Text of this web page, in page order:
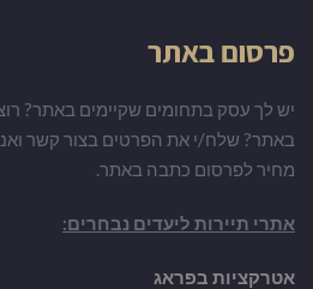
פרסום באתר
יש לך עסק בתחומים שקיימים באתר?
באתר? שלח/י את הפרטים בצור קשר
מחיר לפרסום כתבה באתר.
אתרי תיירות ליעדים נבחרים:
אטרקציות בפראג